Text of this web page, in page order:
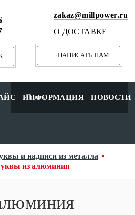
zakaz@millpower.ru
О ДОСТАВКЕ
НАПИСАТЬ НАМ
ИНФОРМАЦИЯ НОВОСТИ
и надписи из металла
из алюминия